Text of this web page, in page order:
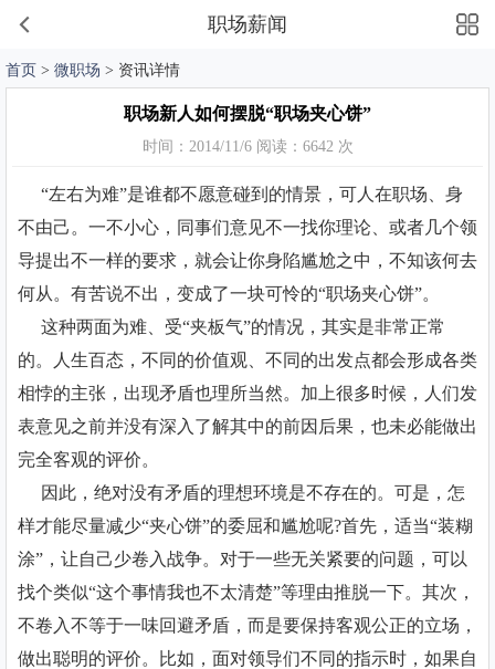
职场薪闻
首页 > 微职场 > 资讯详情
职场新人如何摆脱“职场夹心饼”
时间：2014/11/6 阅读：6642 次
“左右为难”是谁都不愿意碰到的情景，可人在职场、身
不由己。一不小心，同事们意见不一找你理论、或者几个领
导提出不一样的要求，就会让你身陷尴尬之中，不知该何去
何从。有苦说不出，变成了一块可怜的“职场夹心饼”。
这种两面为难、受“夹板气”的情况，其实是非常正常
的。人生百态，不同的价值观、不同的出发点都会形成各类
相悖的主张，出现矛盾也理所当然。加上很多时候，人们发
表意见之前并没有深入了解其中的前因后果，也未必能做出
完全客观的评价。
因此，绝对没有矛盾的理想环境是不存在的。可是，怎
样才能尽量减少“夹心饼”的委屈和尴尬呢?首先，适当“装糊
涂”，让自己少卷入战争。对于一些无关紧要的问题，可以
找个类似“这个事情我也不太清楚”等理由推脱一下。其次，
不卷入不等于一味回避矛盾，而是要保持客观公正的立场，
做出聪明的评价。比如，面对领导们不同的指示时，如果自